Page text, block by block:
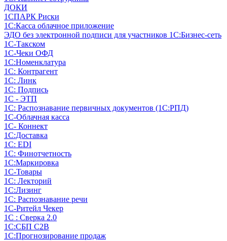
ДОКИ
1СПАРК Риски
1С:Касса облачное приложение
ЭДО без электронной подписи для участников 1С:Бизнес-сеть
1С-Такском
1С-Чеки ОФД
1С:Номенклатура
1С: Контрагент
1С: Линк
1С: Подпись
1С - ЭТП
1С: Распознавание первичных документов (1С:РПД)
1С-Облачная касса
1С- Коннект
1С:Доставка
1С: EDI
1С: Финотчетность
1С:Маркировка
1С-Товары
1С: Лекторий
1С:Лизинг
1С: Распознавание речи
1C-Ритейл Чекер
1С : Сверка 2.0
1С:СБП C2B
1С:Прогнозирование продаж